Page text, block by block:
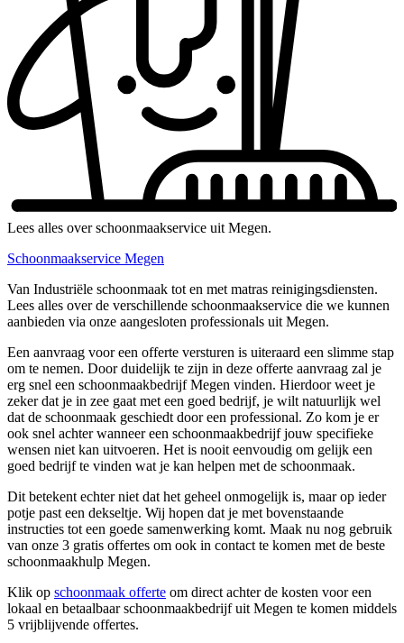
Lees alles over schoonmaakservice uit Megen.
Schoonmaakservice Megen
Van Industriële schoonmaak tot en met matras reinigingsdiensten.
Lees alles over de verschillende schoonmaakservice die we kunnen
aanbieden via onze aangesloten professionals uit Megen.
Een aanvraag voor een offerte versturen is uiteraard een slimme stap
om te nemen. Door duidelijk te zijn in deze offerte aanvraag zal je
erg snel een schoonmaakbedrijf Megen vinden. Hierdoor weet je
zeker dat je in zee gaat met een goed bedrijf, je wilt natuurlijk wel
dat de schoonmaak geschiedt door een professional. Zo kom je er
ook snel achter wanneer een schoonmaakbedrijf jouw specifieke
wensen niet kan uitvoeren. Het is nooit eenvoudig om gelijk een
goed bedrijf te vinden wat je kan helpen met de schoonmaak.
Dit betekent echter niet dat het geheel onmogelijk is, maar op ieder
potje past een dekseltje. Wij hopen dat je met bovenstaande
instructies tot een goede samenwerking komt. Maak nu nog gebruik
van onze 3 gratis offertes om ook in contact te komen met de beste
schoonmaakhulp Megen.
Klik op schoonmaak offerte om direct achter de kosten voor een
lokaal en betaalbaar schoonmaakbedrijf uit Megen te komen middels
5 vrijblijvende offertes.